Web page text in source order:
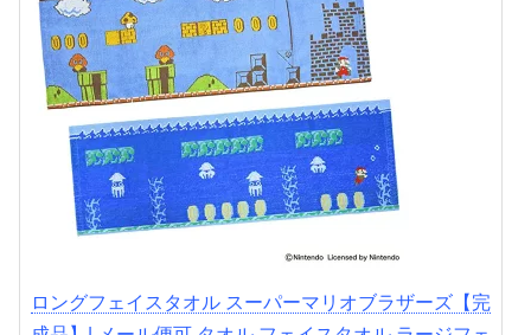
ロングフェイスタオル スーパーマリオブラザーズ【完